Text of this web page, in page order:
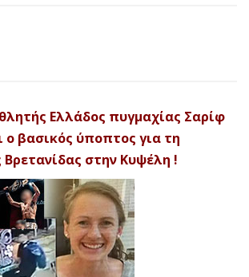
Ελλάδος πυγμαχίας Σαρίφ
ο βασικός ύποπτος για τη
στην Κυψέλη !